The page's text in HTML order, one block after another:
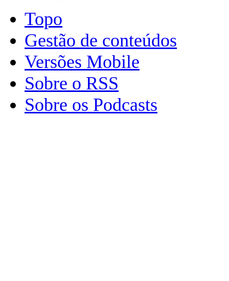
Topo
Gestão de conteúdos
Versões Mobile
Sobre o RSS
Sobre os Podcasts